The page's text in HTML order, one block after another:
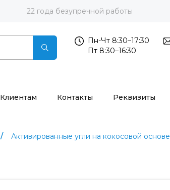
22 года безупречной работы
Пн-Чт 8:30–17:30
Пт 8:30–16:30
Клиентам Контакты Реквизиты
Активированные угли на кокосовой основе